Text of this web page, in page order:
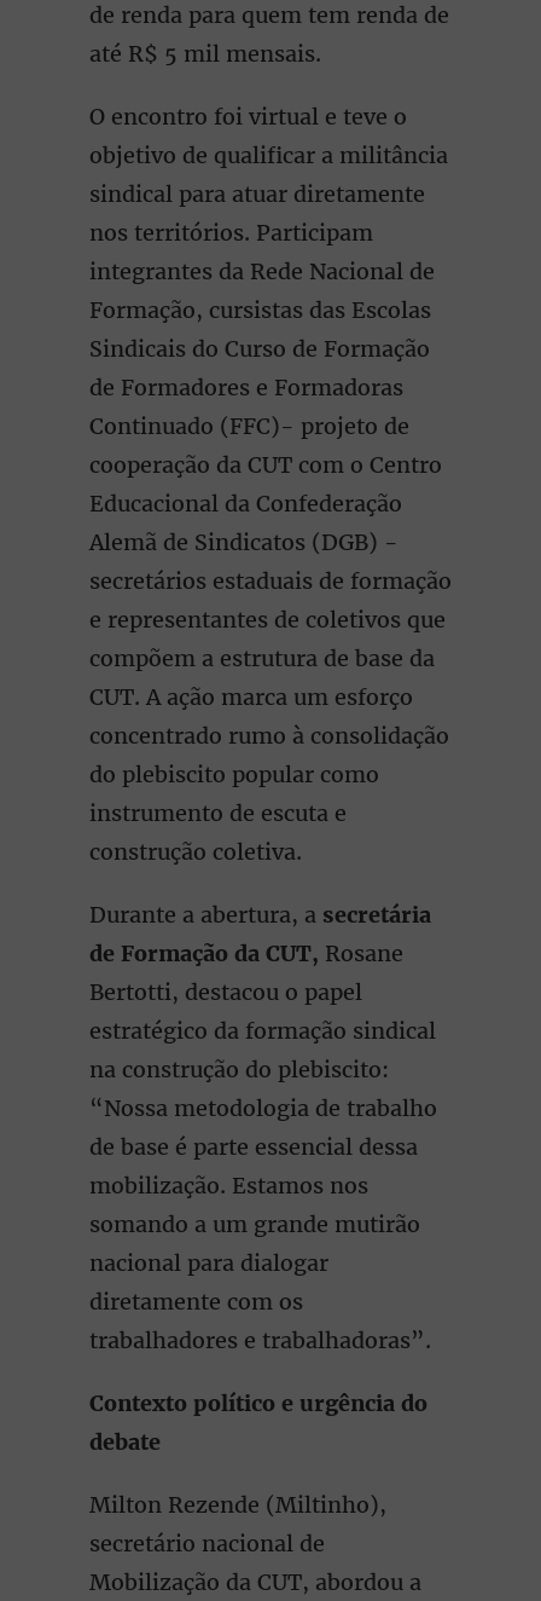
de renda para quem tem renda de
até R$ 5 mil mensais.
O encontro foi virtual e teve o
objetivo de qualificar a militância
sindical para atuar diretamente
nos territórios. Participam
integrantes da Rede Nacional de
Formação, cursistas das Escolas
Sindicais do Curso de Formação
de Formadores e Formadoras
Continuado (FFC)- projeto de
cooperação da CUT com o Centro
Educacional da Confederação
Alemã de Sindicatos (DGB) -
secretários estaduais de formação
e representantes de coletivos que
compõem a estrutura de base da
CUT. A ação marca um esforço
concentrado rumo à consolidação
do plebiscito popular como
instrumento de escuta e
construção coletiva.
Durante a abertura, a secretária
de Formação da CUT, Rosane
Bertotti, destacou o papel
estratégico da formação sindical
na construção do plebiscito:
“Nossa metodologia de trabalho
de base é parte essencial dessa
mobilização. Estamos nos
somando a um grande mutirão
nacional para dialogar
diretamente com os
trabalhadores e trabalhadoras”.
Contexto político e urgência do
debate
Milton Rezende (Miltinho),
secretário nacional de
Mobilização da CUT, abordou a